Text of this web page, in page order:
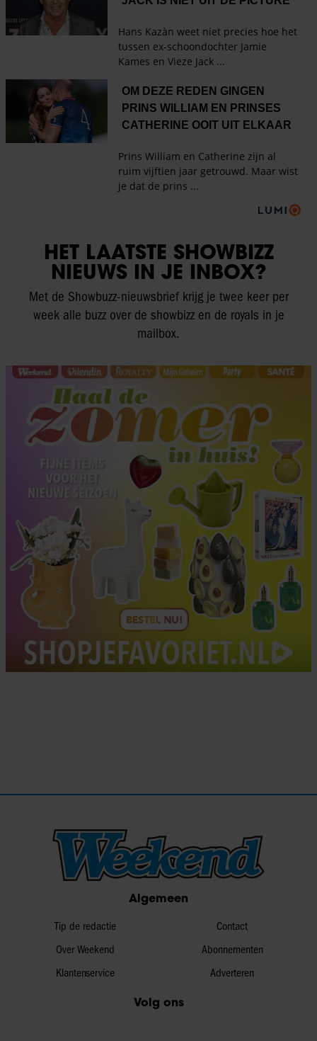
HET LAATSTE SHOWBIZZ
NIEUWS IN JE INBOX?
Met de Showbuzz-nieuwsbrief krijg je twee keer per
week alle buzz over de showbizz en de royals in je
mailbox.
Algemeen
Tip de redactie
Over Weekend
Klantenservice
Contact
Abonnementen
Adverteren
Volg ons